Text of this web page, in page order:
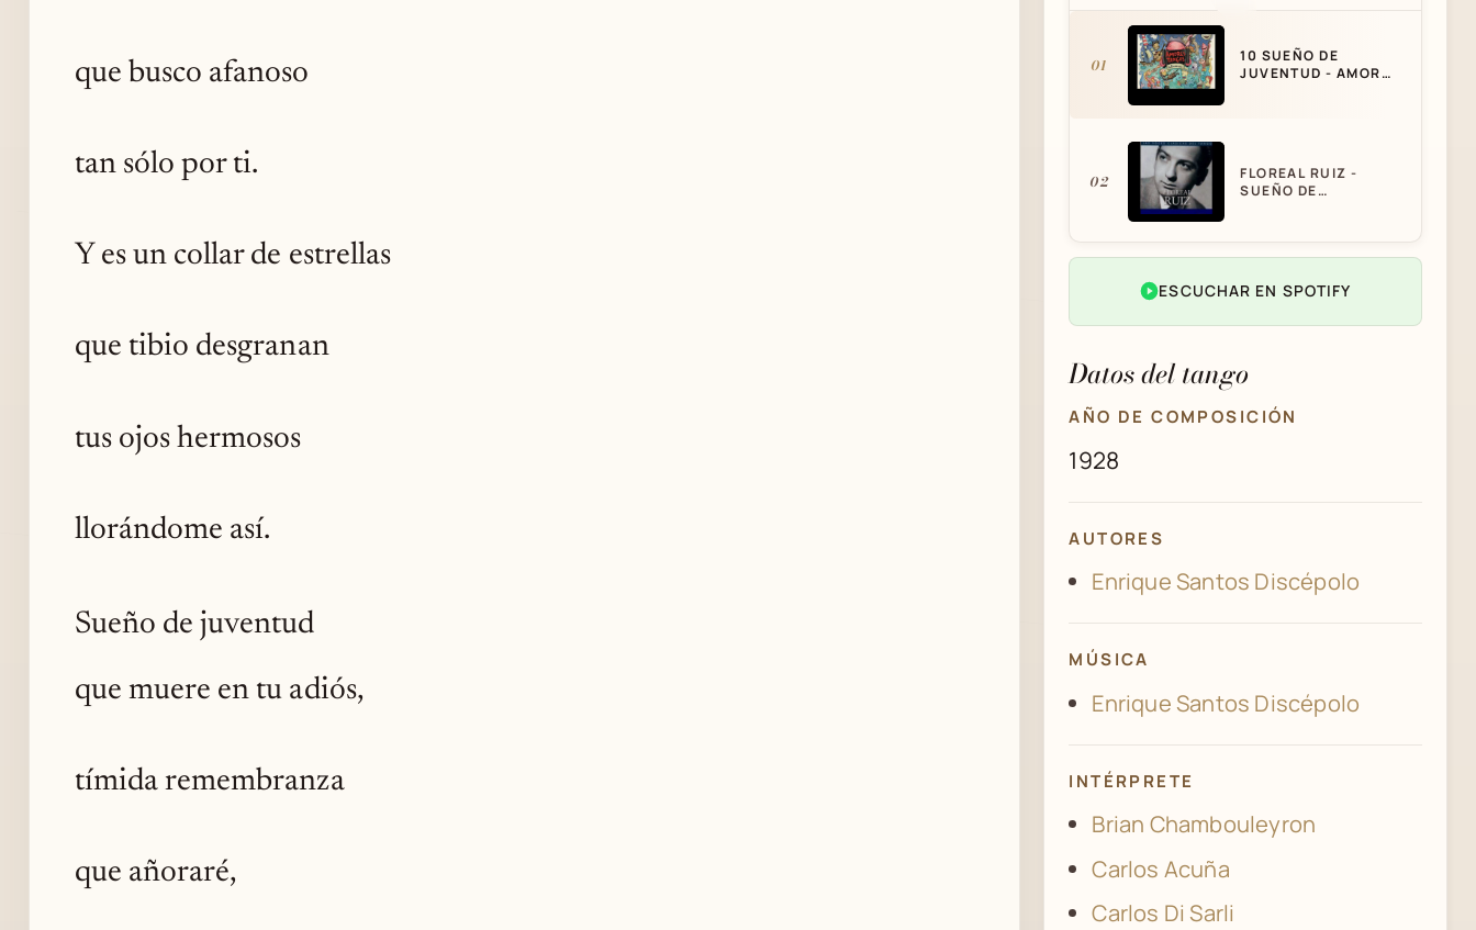
que busco afanoso
tan sólo por ti.
Y es un collar de estrellas
que tibio desgranan
tus ojos hermosos
llorándome así.
Sueño de juventud
que muere en tu adiós,
tímida remembranza
que añoraré,
01
10 SUEÑO DE
JUVENTUD - AMORES
02
FLOREAL RUIZ -
SUEÑO DE
SUEÑO DE
JORGE DURAN
04
JORGE DURÁN -
ESCUCHAR EN SPOTIFY
Datos del tango
AÑO DE COMPOSICIÓN
1928
AUTORES
Enrique Santos Discépolo
MÚSICA
Enrique Santos Discépolo
INTÉRPRETE
Brian Chambouleyron
Carlos Acuña
Carlos Di Sarli